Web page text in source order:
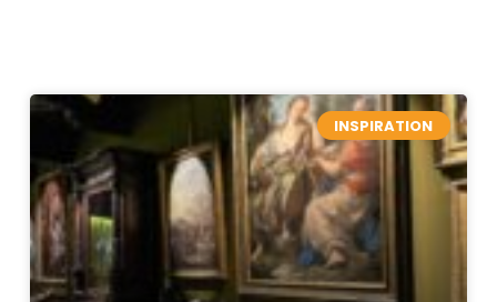
INSPIRATION